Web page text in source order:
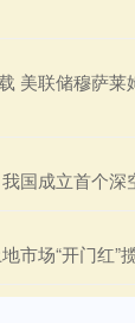
美联储穆萨
国成立首个
市场“开门红”